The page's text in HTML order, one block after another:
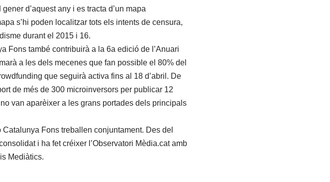
d’aquest any i es tracta d’un mapa
s’hi poden localitzar tots els intents de censura,
durant el 2015 i 16.
Fons també contribuirà a la 6a edició de l’Anuari
a les dels mecenes que fan possible el 80% del
que seguirà activa fins al 18 d’abril. De
de més de 300 microinversors per publicar 12
van aparèixer a les grans portades dels principals
Fons treballen conjuntament. Des del
i ha fet créixer l’Observatori Mèdia.cat amb
Mediàtics.